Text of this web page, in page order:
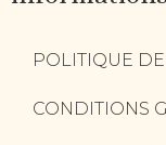
POLITIQUE
CONDITIONS